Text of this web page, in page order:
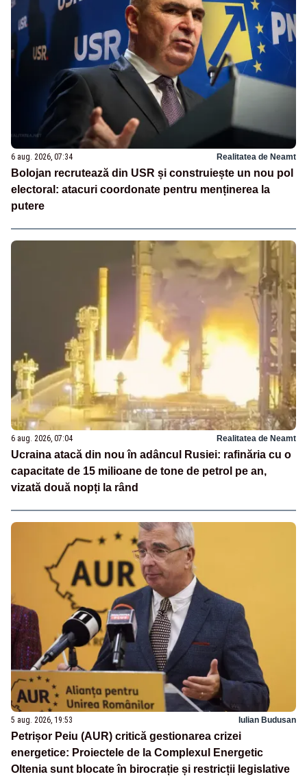
6 aug. 2026, 07:34 Realitatea de Neamt
Bolojan recrutează din USR și construiește un nou pol
electoral: atacuri coordonate pentru menținerea la
putere
6 aug. 2026, 07:04 Realitatea de Neamt
Ucraina atacă din nou în adâncul Rusiei: rafinăria cu o
capacitate de 15 milioane de tone de petrol pe an,
vizată două nopți la rând
5 aug. 2026, 19:53 Iulian Budusan
Petrișor Peiu (AUR) critică gestionarea crizei
energetice: Proiectele de la Complexul Energetic
Oltenia sunt blocate în birocrație și restricții legislative